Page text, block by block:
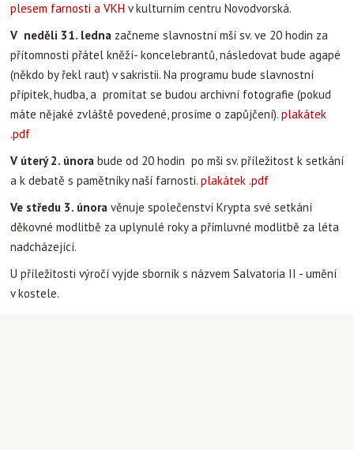
plesem farnosti a VKH v kulturním centru Novodvorská.
V neděli 31. ledna začneme slavnostní mší sv. ve 20 hodin za
přítomnosti přátel kněží- koncelebrantů, následovat bude agapé
(někdo by řekl raut) v sakristii. Na programu bude slavnostní
přípitek, hudba, a promítat se budou archivní fotografie (pokud
máte nějaké zvláště povedené, prosíme o zapůjčení). plakátek
.pdf
V úterý 2. února bude od 20 hodin po mši sv. příležitost k setkání
a k debatě s pamětníky naší farnosti. plakátek .pdf
Ve středu 3. února věnuje společenství Krypta své setkání
děkovné modlitbě za uplynulé roky a přímluvné modlitbě za léta
nadcházející.
U příležitosti výročí vyjde sborník s názvem Salvatoria II - umění
v kostele.